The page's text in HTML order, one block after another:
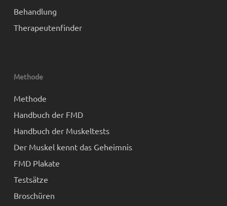
Behandlung
Therapeutenfinder
Methode
Methode
Handbuch der FMD
Handbuch der Muskeltests
Der Muskel kennt das Geheimnis
FMD Plakate
Testsätze
Broschüren